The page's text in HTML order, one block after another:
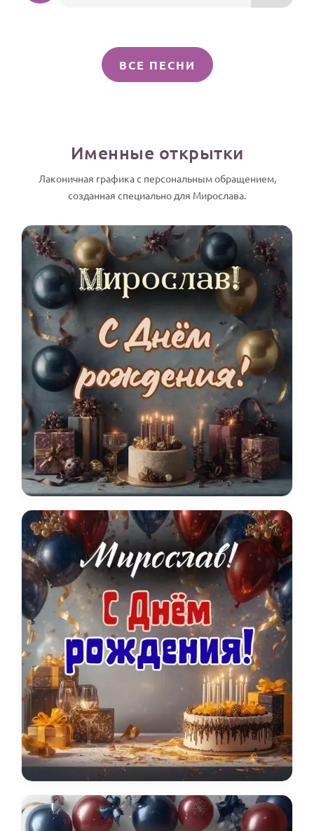
ВСЕ ПЕСНИ
Именные открытки
Лаконичная графика с персональным обращением,
созданная специально для Мирослава.